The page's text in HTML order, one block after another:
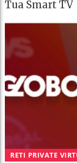
Tua Smart TV
RETI PRIVATE